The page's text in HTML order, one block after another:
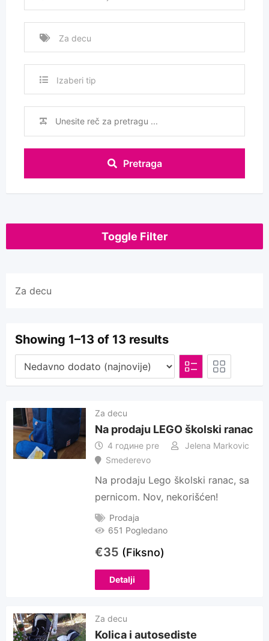
Izaberi tip
Pretraga
Toggle Filter
Za decu
Showing 1–13 of 13 results
Za decu
Na prodaju LEGO školski ranac
4 године pre
Jelena Markovic
Smederevo
Na prodaju Lego školski ranac, sa
pernicom. Nov, nekorišćen!
Prodaja
651 Pogledano
€35 (Fiksno)
Detalji
Za decu
Kolica i autosediste